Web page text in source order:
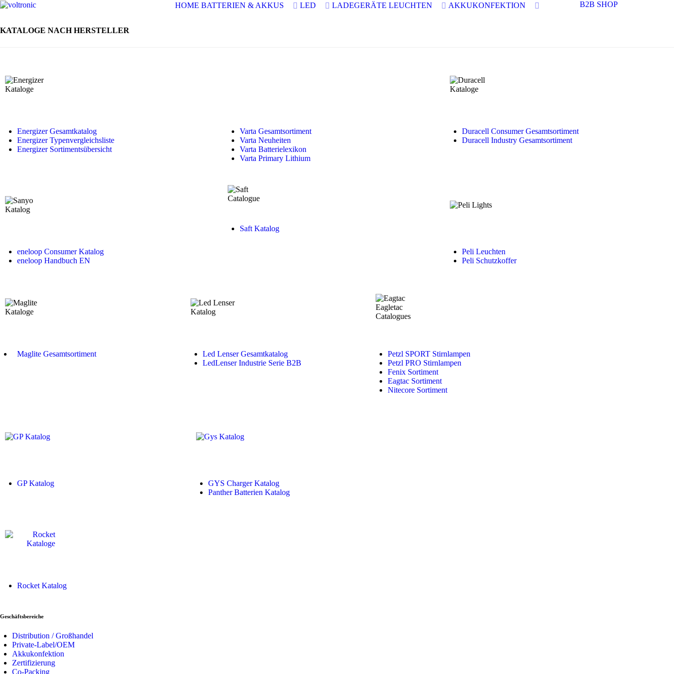
HOME BATTERIEN & AKKUS LED LADEGERÄTE LEUCHTEN AKKUKONFEKTION B2B SHOP
KATALOGE NACH HERSTELLER
Energizer Gesamtkatalog
Energizer Typenvergleichsliste
Energizer Sortimentsübersicht
Varta Gesamtsortiment
Varta Neuheiten
Varta Batterielexikon
Varta Primary Lithium
Duracell Consumer Gesamtsortiment
Duracell Industry Gesamtsortiment
eneloop Consumer Katalog
eneloop Handbuch EN
Saft Katalog
Peli Leuchten
Peli Schutzkoffer
Maglite Gesamtsortiment
Led Lenser Gesamtkatalog
LedLenser Industrie Serie B2B
Petzl SPORT Stirnlampen
Petzl PRO Stirnlampen
Fenix Sortiment
Eagtac Sortiment
Nitecore Sortiment
GP Katalog
GYS Charger Katalog
Panther Batterien Katalog
Rocket Katalog
Geschäftsbereiche
Distribution / Großhandel
Private-Label/OEM
Akkukonfektion
Zertifizierung
Co-Packing